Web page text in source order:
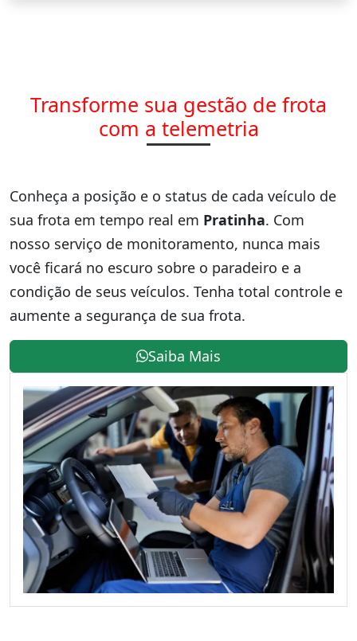
Transforme sua gestão de frota
com a telemetria
Conheça a posição e o status de cada veículo de
sua frota em tempo real em Pratinha. Com
nosso serviço de monitoramento, nunca mais
você ficará no escuro sobre o paradeiro e a
condição de seus veículos. Tenha total controle e
aumente a segurança de sua frota.
Saiba Mais